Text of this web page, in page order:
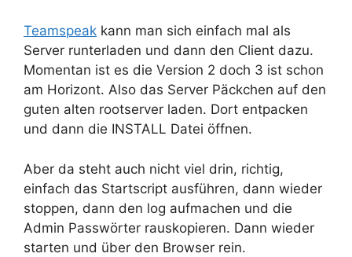
Teamspeak kann man sich einfach mal als
Server runterladen und dann den Client dazu.
Momentan ist es die Version 2 doch 3 ist schon
am Horizont. Also das Server Päckchen auf den
guten alten rootserver laden. Dort entpacken
und dann die INSTALL Datei öffnen.
Aber da steht auch nicht viel drin, richtig,
einfach das Startscript ausführen, dann wieder
stoppen, dann den log aufmachen und die
Admin Passwörter rauskopieren. Dann wieder
starten und über den Browser rein.